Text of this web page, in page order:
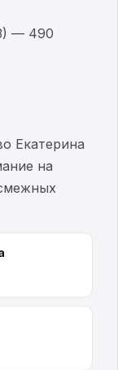
— 490
Екатерина
на